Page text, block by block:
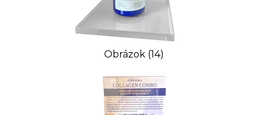
Obrázok (14)